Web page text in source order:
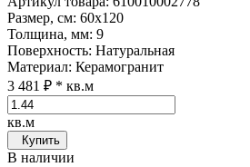
Размер, см: 60x120
Толщина, мм: 9
Поверхность: Натуральная
Материал: Керамогранит
3 481 ₽ * кв.м
кв.м
Купить
В наличии